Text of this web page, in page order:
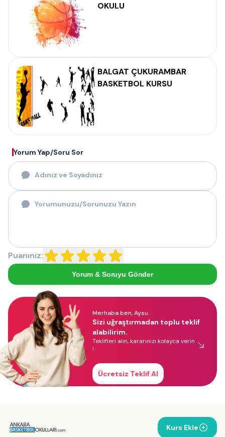
OKULU
BALGAT ÇUKURAMBAR
BASKETBOL KURSU
Yorum Yap/Soru Sor
Puanınız:
Yorum & Soruyu Gönder
Merhaba ben, Aysu.
Sizi uğraştırmadan toplu teklif
alabilirim.
Teklifleri alın, kararınızı kolayca verin
!
Ücretsiz Teklif Al
Kurs Ekle